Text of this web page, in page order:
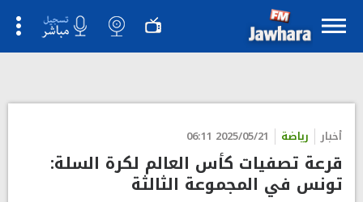
أخبار رياضة 2025/05/21 06:11
قرعة تصفيات كأس العالم لكرة السلة:
تونس في المجموعة الثالثة